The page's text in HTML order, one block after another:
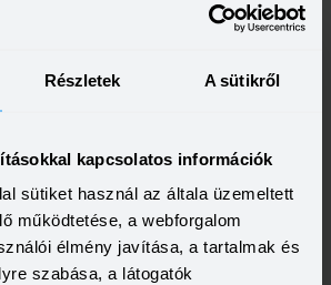
Részletek A sütikről
kapcsolatos információk
sütiket használ az általa üzemeltett
működtetése, a webforgalom
élmény javítása, a tartalmak és
szabása, a látogatók
a fiókoldalra